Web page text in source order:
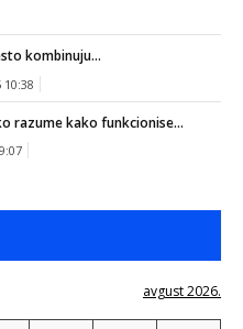
kombinuju...
10:38
razume kako funkcionise...
avgust 2026.